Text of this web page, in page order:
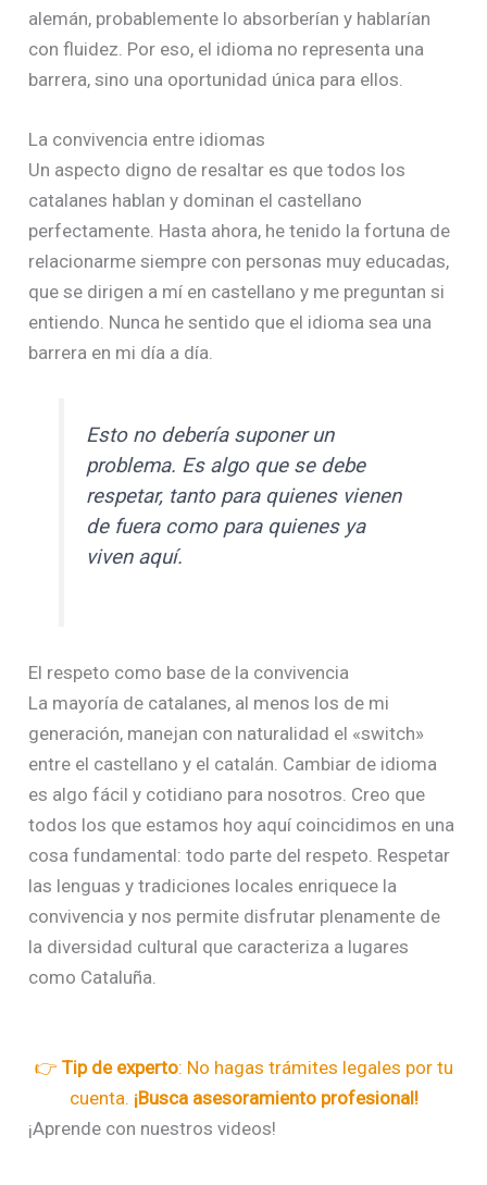
alemán, probablemente lo absorberían y hablarían
con fluidez. Por eso, el idioma no representa una
barrera, sino una oportunidad única para ellos.
La convivencia entre idiomas
Un aspecto digno de resaltar es que todos los
catalanes hablan y dominan el castellano
perfectamente. Hasta ahora, he tenido la fortuna de
relacionarme siempre con personas muy educadas,
que se dirigen a mí en castellano y me preguntan si
entiendo. Nunca he sentido que el idioma sea una
barrera en mi día a día.
Esto no debería suponer un
problema. Es algo que se debe
respetar, tanto para quienes vienen
de fuera como para quienes ya
viven aquí.
El respeto como base de la convivencia
La mayoría de catalanes, al menos los de mi
generación, manejan con naturalidad el «switch»
entre el castellano y el catalán. Cambiar de idioma
es algo fácil y cotidiano para nosotros. Creo que
todos los que estamos hoy aquí coincidimos en una
cosa fundamental: todo parte del respeto. Respetar
las lenguas y tradiciones locales enriquece la
convivencia y nos permite disfrutar plenamente de
la diversidad cultural que caracteriza a lugares
como Cataluña.
👉 Tip de experto: No hagas trámites legales por tu
cuenta. ¡Busca asesoramiento profesional!
¡Aprende con nuestros videos!